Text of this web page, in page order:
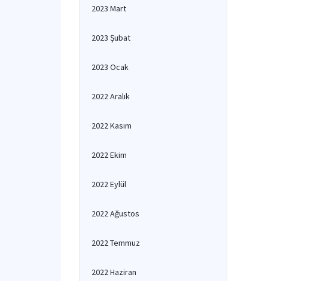
2023 Mart
2023 Şubat
2023 Ocak
2022 Aralık
2022 Kasım
2022 Ekim
2022 Eylül
2022 Ağustos
2022 Temmuz
2022 Haziran